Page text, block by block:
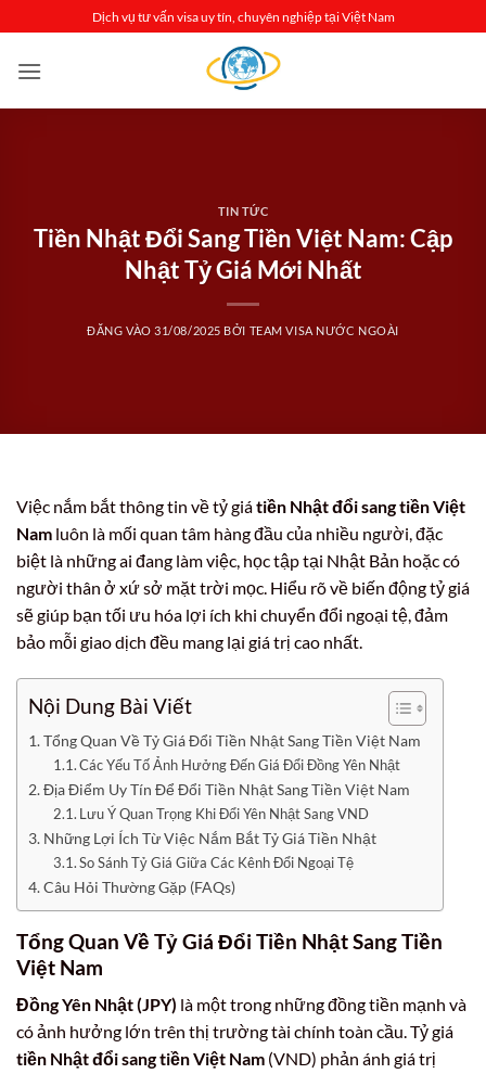
qua
nội
Dịch vụ tư vấn visa uy tín, chuyên nghiệp tại Việt Nam
TIN TỨC
Tiền Nhật Đổi Sang Tiền Việt Nam: Cập
Nhật Tỷ Giá Mới Nhất
ĐĂNG VÀO31/08/2025 BỞI TEAM VISA NƯỚC NGOÀI
Việc nắm bắt thông tin về tỷ giátiền Nhật đổi sang tiền Việt
Nam luôn là mối quan tâm hàng đầu của nhiều người, đặc
biệt là những ai đang làm việc, học tập tại Nhật Bản hoặc có
người thân ở xứ sở mặt trời mọc. Hiểu rõ về biến động tỷ giá
sẽ giúp bạn tối ưu hóa lợi ích khi chuyển đổi ngoại tệ, đảm
bảo mỗi giao dịch đều mang lại giá trị cao nhất.
Nội Dung Bài Viết
Tổng Quan Về Tỷ Giá Đổi Tiền Nhật Sang Tiền Việt Nam
Các Yếu Tố Ảnh Hưởng Đến Giá Đổi Đồng Yên Nhật
Địa Điểm Uy Tín Để Đổi Tiền Nhật Sang Tiền Việt Nam
Lưu Ý Quan Trọng Khi Đổi Yên Nhật Sang VND
Những Lợi Ích Từ Việc Nắm Bắt Tỷ Giá Tiền Nhật
So Sánh Tỷ Giá Giữa Các Kênh Đổi Ngoại Tệ
Câu Hỏi Thường Gặp (FAQs)
Tổng Quan Về Tỷ Giá Đổi Tiền Nhật Sang Tiền
Việt Nam
Đồng Yên Nhật (JPY) là một trong những đồng tiền mạnh và
có ảnh hưởng lớn trên thị trường tài chính toàn cầu. Tỷ giá
tiền Nhật đổi sang tiền Việt Nam (VND) phản ánh giá trị